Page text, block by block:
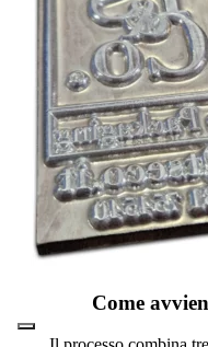
Come